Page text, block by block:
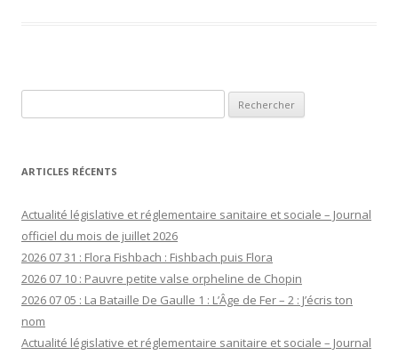
ARTICLES RÉCENTS
Actualité législative et réglementaire sanitaire et sociale – Journal
officiel du mois de juillet 2026
2026 07 31 : Flora Fishbach : Fishbach puis Flora
2026 07 10 : Pauvre petite valse orpheline de Chopin
2026 07 05 : La Bataille De Gaulle 1 : L’Âge de Fer – 2 : J’écris ton
nom
Actualité législative et réglementaire sanitaire et sociale – Journal